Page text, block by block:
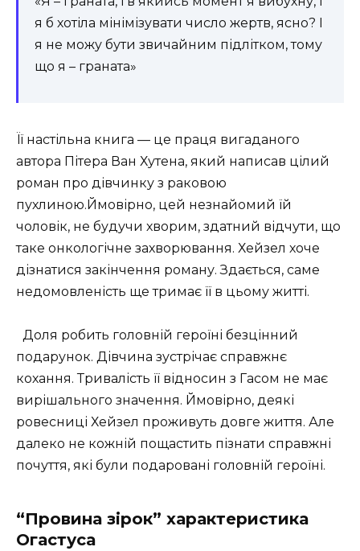
я б хотіла мінімізувати число жертв, ясно? І
я не можу бути звичайним підлітком, тому
що я – граната»
Її настільна книга — це праця вигаданого
автора Пітера Ван Хутена, який написав цілий
роман про дівчинку з раковою
пухлиною.Ймовірно, цей незнайомий їй
чоловік, не будучи хворим, здатний відчути, що
таке онкологічне захворювання. Хейзел хоче
дізнатися закінчення роману. Здається, саме
недомовленість ще тримає її в цьому житті.
Доля робить головній героїні безцінний
подарунок. Дівчина зустрічає справжнє
кохання. Тривалість її відносин з Гасом не має
вирішального значення. Ймовірно, деякі
ровесниці Хейзел проживуть довге життя. Але
далеко не кожній пощастить пізнати справжні
почуття, які були подаровані головній героїні.
“Провина зірок” характеристика
Огастуса